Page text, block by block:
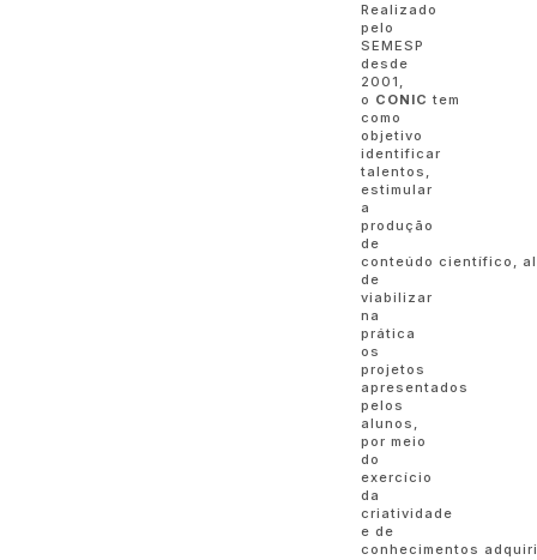
Realizado
pelo
SEMESP
desde
2001,
o CONIC tem
como
objetivo
identificar
talentos,
estimular
a
produção
de
conteúdo científico,
de
viabilizar
na
prática
os
projetos
apresentados
pelos
alunos,
por meio
do
exercício
da
criatividade
e de
conhecimentos